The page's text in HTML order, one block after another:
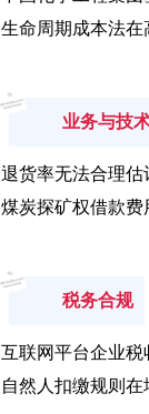
生命周期成本法
业务与技
退货率无法合理估
煤炭探矿权借款
税务合规
互联网平台企业
自然人扣缴规则